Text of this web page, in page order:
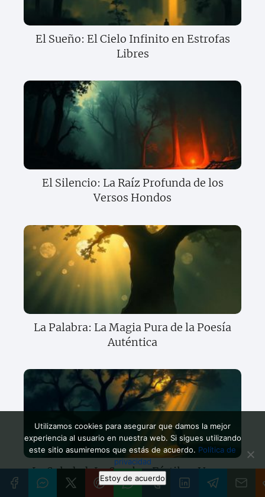
El Sueño: El Cielo Infinito en Estrofas
Libres
El Silencio: La Raíz Profunda de los
Versos Hondos
La Palabra: La Magia Pura de la Poesía
Auténtica
La Soledad: La Sombra Fértil en Versos
Claros
Utilizamos cookies para asegurar que damos la mejor
experiencia al usuario en nuestra web. Si sigues utilizando
este sitio asumiremos que estás de acuerdo. Política de
privacidad
Estoy de acuerdo